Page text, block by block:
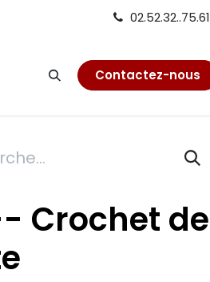
02.52.32..75.61
Contactez-nous
Crochet de